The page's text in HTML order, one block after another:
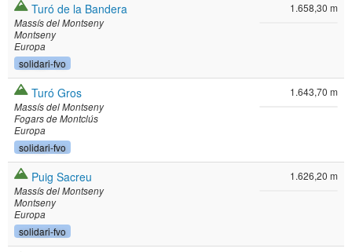
Turó de la Bandera
Massís del Montseny
Montseny
Europa
solidari-fvo
1.658,30 m
Turó Gros
Massís del Montseny
Fogars de Montclús
Europa
solidari-fvo
1.643,70 m
Puig Sacreu
Massís del Montseny
Montseny
Europa
solidari-fvo
1.626,20 m